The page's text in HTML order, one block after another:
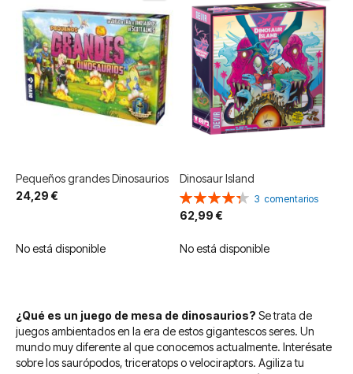
Pequeños grandes Dinosaurios
24,29 €
No está disponible
Dinosaur Island
Valoración:
87%
3 comentarios
62,99 €
No está disponible
¿Qué es un juego de mesa de dinosaurios? Se trata de
juegos ambientados en la era de estos gigantescos seres. Un
mundo muy diferente al que conocemos actualmente. Interésate
sobre los saurópodos, triceratops o velociraptors. Agiliza tu